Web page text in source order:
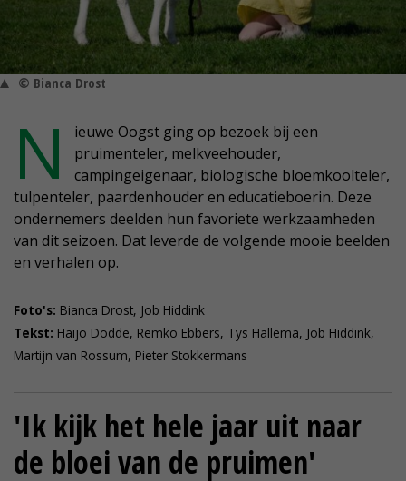
© Bianca Drost
N
ieuwe Oogst ging op bezoek bij een
pruimenteler, melkveehouder,
campingeigenaar, biologische bloemkoolteler,
tulpenteler, paardenhouder en educatieboerin. Deze
ondernemers deelden hun favoriete werkzaamheden
van dit seizoen. Dat leverde de volgende mooie beelden
en verhalen op.
Foto's: Bianca Drost, Job Hiddink
Tekst: Haijo Dodde, Remko Ebbers, Tys Hallema, Job Hiddink,
Martijn van Rossum, Pieter Stokkermans
'Ik kijk het hele jaar uit naar
de bloei van de pruimen'